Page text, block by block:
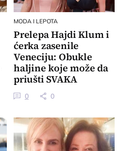
MODA I LEPOTA
Prelepa Hajdi Klum i
ćerka zasenile
Veneciju: Obukle
haljine koje može da
priušti SVAKA
DEVOJKA, pogledaj
kako
0 0